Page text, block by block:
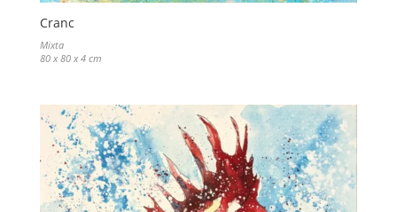
Cranc
Mixta
80 x 80 x 4 cm